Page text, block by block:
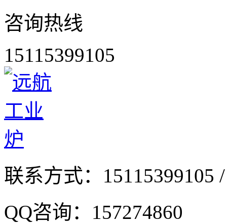
咨询热线
15115399105
联系方式： 15115399105
QQ咨询： 157274860